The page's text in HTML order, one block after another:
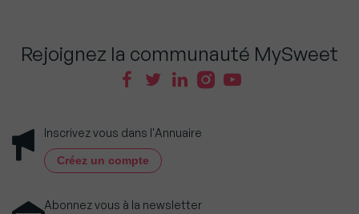
Rejoignez la communauté MySweet
Inscrivez vous dans l'Annuaire
Créez un compte
Abonnez vous à la newsletter